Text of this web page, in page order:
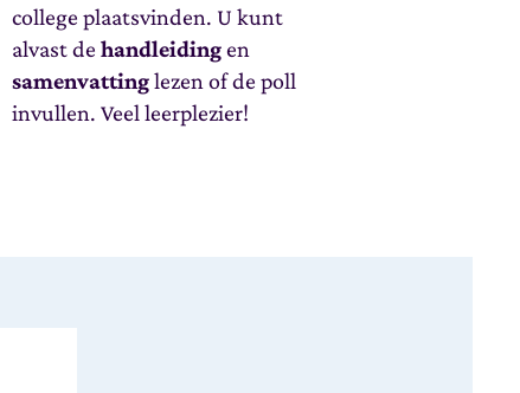
college plaatsvinden. U kunt
alvast dehandleidingen
samenvattinglezen of de poll
invullen. Veel leerplezier!